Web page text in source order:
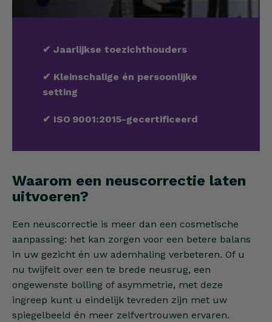
✔ Jaarlijkse toezichthouders
✔ Kleinschalige én persoonlijke
setting
✔ ISO 9001:2015-gecertificeerd
Waarom een neuscorrectie laten
uitvoeren?
Een neuscorrectie is meer dan een cosmetische
aanpassing: het kan zorgen voor een betere balans
in uw gezicht én uw ademhaling verbeteren. Of u
nu twijfelt over een te brede neusrug, een
ongewenste bolling of asymmetrie, met deze
ingreep kunt u eindelijk tevreden zijn met uw
spiegelbeeld én meer zelfvertrouwen ervaren.